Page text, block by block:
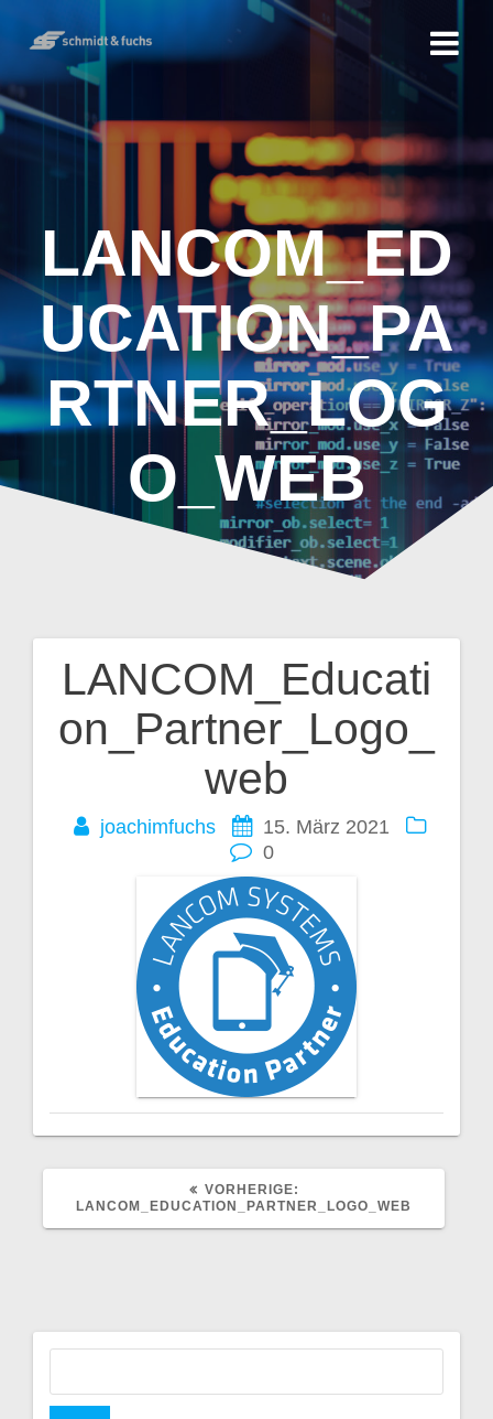
LANCOM_ED
UCATION_PA
RTNER_LOG
O_WEB
LANCOM_Educati
on_Partner_Logo_
web
joachimfuchs
15. März 2021
0
Beitragsnavigation
VORHERIGE:
BEITRAG:
LANCOM_EDUCATION_PARTNER_LOGO_WEB